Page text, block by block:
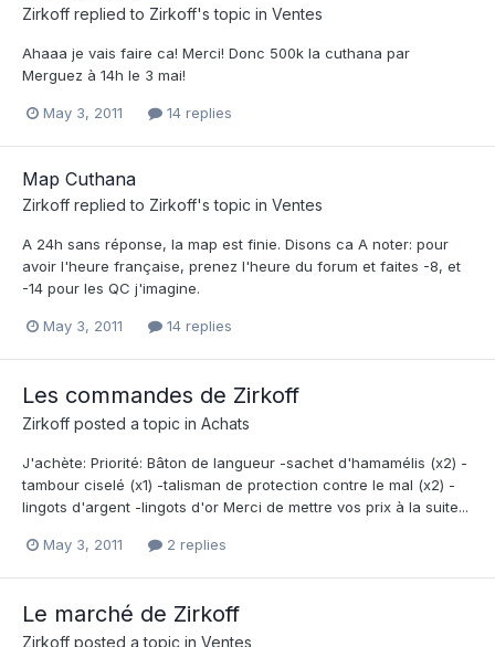
Zirkoff replied to Zirkoff's topic in Ventes
Ahaaa je vais faire ca! Merci! Donc 500k la cuthana par
Merguez à 14h le 3 mai!
May 3, 2011 14 replies
Map Cuthana
Zirkoff replied to Zirkoff's topic in Ventes
A 24h sans réponse, la map est finie. Disons ca A noter: pour
avoir l'heure française, prenez l'heure du forum et faites -8, et
-14 pour les QC j'imagine.
May 3, 2011 14 replies
Les commandes de Zirkoff
Zirkoff posted a topic in Achats
J'achète: Priorité: Bâton de langueur -sachet d'hamamélis (x2) -
tambour ciselé (x1) -talisman de protection contre le mal (x2) -
lingots d'argent -lingots d'or Merci de mettre vos prix à la suite...
May 3, 2011 2 replies
Le marché de Zirkoff
Zirkoff posted a topic in Ventes